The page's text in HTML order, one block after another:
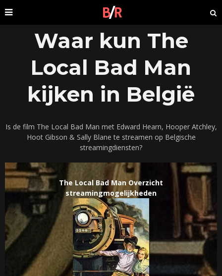
Waar kun The
Local Bad Man
kijken in België
Is de film The Local Bad Man met Edward Hearn, Hooper Atchley,
Hoot Gibson & Sally Blane te streamen op Belgische
streamingdiensten?
The Local Bad Man Overzicht
streamingmogelijkheden